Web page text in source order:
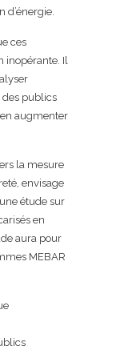
d’énergie.
ces
inopérante. Il
publics
augmenter
la mesure
envisage
étude sur
en
aura pour
MEBAR